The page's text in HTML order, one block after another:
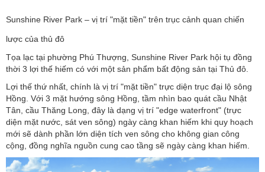
Sunshine River Park – vị trí "mặt tiền" trên trục cảnh quan chiến
lược của thủ đô
Tọa lạc tại phường Phú Thượng, Sunshine River Park hội tụ đồng
thời 3 lợi thế hiếm có với một sản phẩm bất động sản tại Thủ đô.
Lợi thế thứ nhất, chính là vị trí "mặt tiền" trực diện trục đại lộ sông
Hồng. Với 3 mặt hướng sông Hồng, tầm nhìn bao quát cầu Nhật
Tân, cầu Thăng Long, đây là dạng vị trí "edge waterfront" (trực
diện mặt nước, sát ven sông) ngày càng khan hiếm khi quy hoạch
mới sẽ dành phần lớn diện tích ven sông cho không gian công
cộng, đồng nghĩa nguồn cung cao tầng sẽ ngày càng khan hiếm.